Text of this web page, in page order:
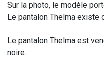
Sur la photo, le modèle
Le pantalon Thelma
Le pantalon Thelma est
noire.